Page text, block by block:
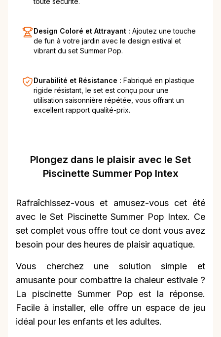
Design Coloré et Attrayant : Ajoutez une touche
de fun à votre jardin avec le design estival et
vibrant du set Summer Pop.
Durabilité et Résistance : Fabriqué en plastique
rigide résistant, le set est conçu pour une
utilisation saisonnière répétée, vous offrant un
excellent rapport qualité-prix.
Plongez dans le plaisir avec le Set
Piscinette Summer Pop Intex
Rafraîchissez-vous et amusez-vous cet été
avec le Set Piscinette Summer Pop Intex. Ce
set complet vous offre tout ce dont vous avez
besoin pour des heures de plaisir aquatique.
Vous cherchez une solution simple et
amusante pour combattre la chaleur estivale ?
La piscinette Summer Pop est la réponse.
Facile à installer, elle offre un espace de jeu
idéal pour les enfants et les adultes.